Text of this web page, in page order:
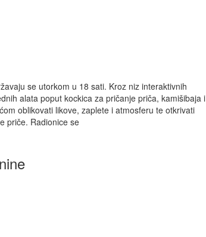
se utorkom u 18 sati. Kroz niz interaktivnih
alata poput kockica za pričanje priča, kamišibaja i
oblikovati likove, zaplete i atmosferu te otkrivati
priče. Radionice se